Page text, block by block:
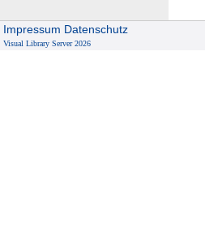
Impressum Datenschutz
Visual Library Server 2026